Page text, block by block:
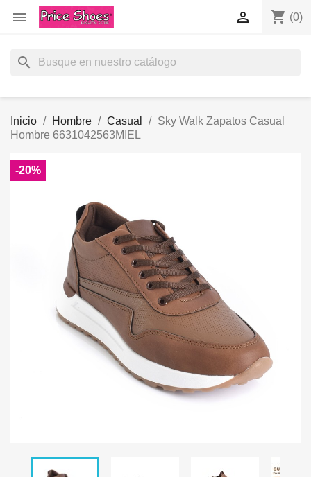
 shopping_cart (0)

search
Inicio Hombre Casual
Sky Walk Zapatos Casual
Hombre 6631042563MIEL
-20%